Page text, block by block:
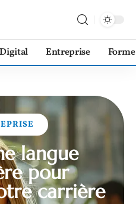
Digital Entreprise Forme
langue
pour
carrière